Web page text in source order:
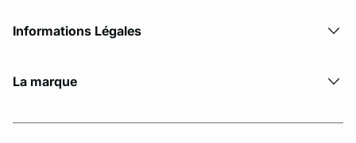
Informations Légales
La marque